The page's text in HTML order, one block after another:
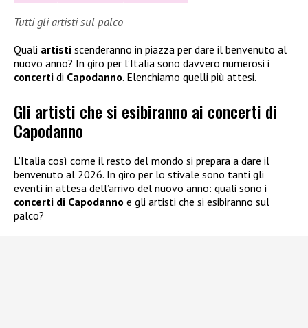
Tutti gli artisti sul palco
Quali artisti scenderanno in piazza per dare il benvenuto al
nuovo anno? In giro per l’Italia sono davvero numerosi i
concerti di Capodanno. Elenchiamo quelli più attesi.
Gli artisti che si esibiranno ai concerti di
Capodanno
L’Italia così come il resto del mondo si prepara a dare il
benvenuto al 2026. In giro per lo stivale sono tanti gli
eventi in attesa dell’arrivo del nuovo anno: quali sono i
concerti di Capodanno e gli artisti che si esibiranno sul
palco?